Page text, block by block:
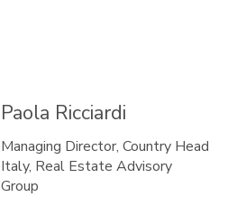
Paola Ricciardi
Managing Director, Country Head
Italy, Real Estate Advisory
Group